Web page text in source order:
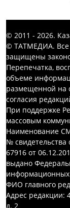
© 2011 - 2026.
© ТАТМЕДИА. Все
защищены
Перепечатка,
объеме
размещенной на
согласия
При поддержке
массовым
Наименование
№
67916 от
выдано
информационных
ФИО главного
Адрес редакции:
д. 2